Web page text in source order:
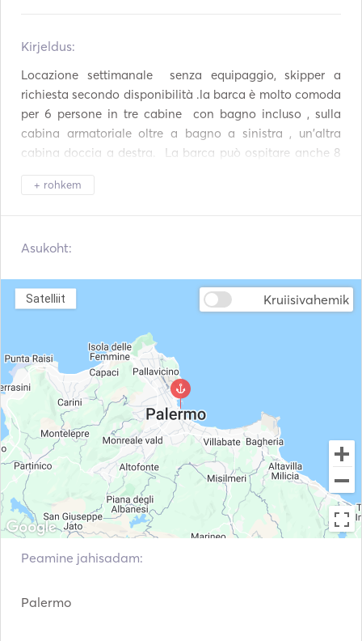
Kõlarid tekil
Mikrolaineahi
Ahju
Söögiriistad / klaasid /
nõud
CD
Kaabel-TV Võimsusinverter
Wakeboard
Kajak
Surfboard Padel Board
Täispuhutavad torud /
Donuts
Kalapüügipulk
Bow Thruster Elektriline ankur
Flare püstol Juhendid ja kaardid
Käsi tulekustutid
Navigatsioonisüsteem
Kirjeldus:
Locazione settimanale  senza equipaggio, skipper a
richiesta secondo disponibilità .la barca è molto comoda
per 6 persone in tre cabine  con bagno incluso , sulla
cabina armatoriale oltre a bagno a sinistra , un'altra
cabina doccia a destra.  La barca può ospitare anche 8
+ rohkem
Asukoht:
Kruiisivahemik
Satelliit
Peamine jahisadam:
Palermo